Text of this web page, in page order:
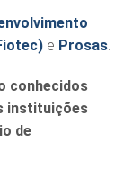
e Prosas.
conhecidos
instituições
de